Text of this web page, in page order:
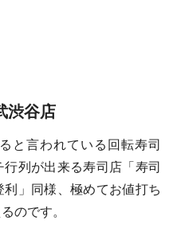
渋谷店
と言われている回転寿司
列が出来る寿司店「寿司
」同様、極めてお値打ち
のです。